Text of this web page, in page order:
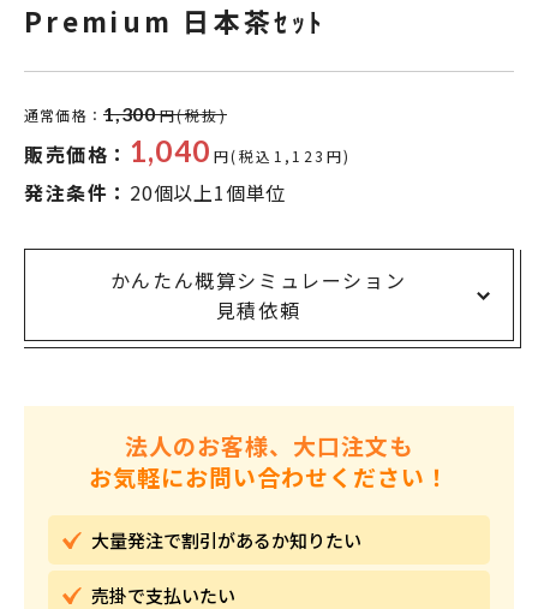
Premium 日本茶ｾｯﾄ
通常価格： 1,300円(税抜)
販売価格： 1,040 円(税込1,123円)
発注条件： 20個以上1個単位
かんたん概算シミュレーション
見積依頼
法人のお客様、大口注文も
お気軽にお問い合わせください！
大量発注で割引があるか知りたい
売掛で支払いたい